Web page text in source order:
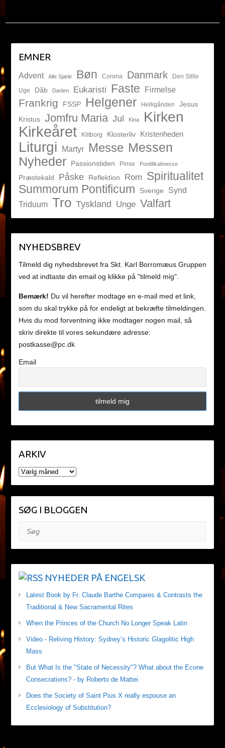
EMNER
Advent Alle Sjæle Bøn Corona Danmark
Den Stille
Uge
Dåb Døden Eukaristi Faste Firmelse
Frankrig FSSP Helgener Helligånden
Jesus
Kristus Jomfru Maria Jul Kina Kirken
Kirkeåret Klitborg Klosterliv Kristenheden
Liturgi Martyr Messe Messen
Nyheder
Passionstiden Pinse Pontifikalmesse
Præstekald Påske Reflektion Rom Spiritualitet
Summorum Pontificum Sverige
Synd
Triduum Tro Tyskland Unge Valfart
NYHEDSBREV
Tilmeld dig nyhedsbrevet fra Skt. Karl Borromæus Gruppen
ved at indtaste din email og klikke på "tilmeld mig".
Bemærk! Du vil herefter modtage en e-mail med et link,
som du skal trykke på for endeligt at bekræfte tilmeldingen.
Hvis du mod forventning ikke modtager nogen mail, så
skriv direkte til vores sekundære adresse:
postkasse@pc.dk
Email
ARKIV
ARKIV
SØG I BLOGGEN
Søg
NYHEDER PÅ ENGELSK
Latest Book by Fr. Claude Barthe Compares & Contrasts the
Traditional & New Sacramental Rites
When the Princes of the Church No Longer Speak Latin
Video - Reliving History: Sydney’s Historic Glagolitic High
Mass
But What Is the "State of Necessity"? What about the Econe
Consecrations? - by Roberto de Mattei
Does the Society of Saint Pius X really espouse an
Ecclesiology of Substitution?